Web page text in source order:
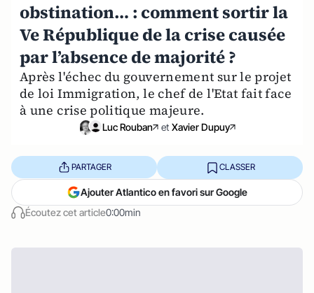
obstination… : comment sortir la
Ve République de la crise causée
par l’absence de majorité ?
Après l'échec du gouvernement sur le projet
de loi Immigration, le chef de l'Etat fait face
à une crise politique majeure.
Luc Rouban et Xavier Dupuy
Écoutez cet article0:00min
PARTAGER CLASSER
Ajouter Atlantico en favori sur Google